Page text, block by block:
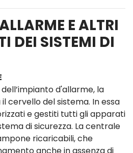
E ALTRI
DEI SISTEMI DI
d'allarme, la
cervello del sistema. In essa
e gestiti tutti gli apparati
di sicurezza. La centrale
ricaricabili, che